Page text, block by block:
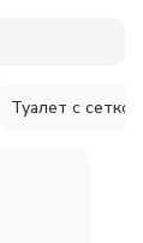
Туалет с сеткой